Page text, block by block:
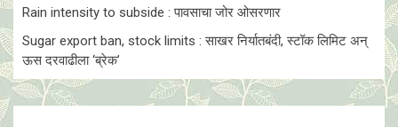
Rain intensity to subside : पावसाचा जोर ओसरणार
Sugar export ban, stock limits : साखर निर्यातबंदी, स्टॉक लिमिट अन्
ऊस दरवाढीला ‘ब्रेक’